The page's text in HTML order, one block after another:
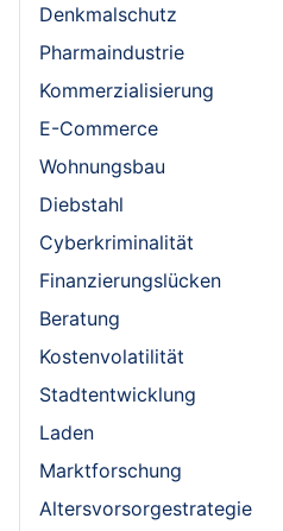
Denkmalschutz
Pharmaindustrie
Kommerzialisierung
E-Commerce
Wohnungsbau
Diebstahl
Cyberkriminalität
Finanzierungslücken
Beratung
Kostenvolatilität
Stadtentwicklung
Laden
Marktforschung
Altersvorsorgestrategie